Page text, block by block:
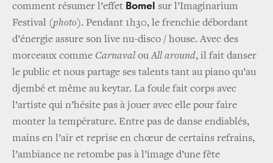
comment résumer l’effet Bomel sur l’Imaginarium
Festival (photo). Pendant 1h30, le frenchie débordant
d’énergie assure son live nu-disco / house. Avec des
morceaux comme Carnaval ouAll around, il fait danser
le public et nous partage ses talents tant au piano qu’au
djembé et même au keytar. La foule fait corps avec
l’artiste qui n’hésite pas à jouer avec elle pour faire
monter la température. Entre pas de danse endiablés,
mains en l’air et reprise en chœur de certains refrains,
l’ambiance ne retombe pas à l’image d’une fête